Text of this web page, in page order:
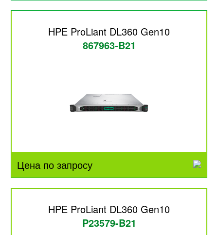
HPE ProLiant DL360 Gen10
867963-B21
Цена по запросу
HPE ProLiant DL360 Gen10
P23579-B21